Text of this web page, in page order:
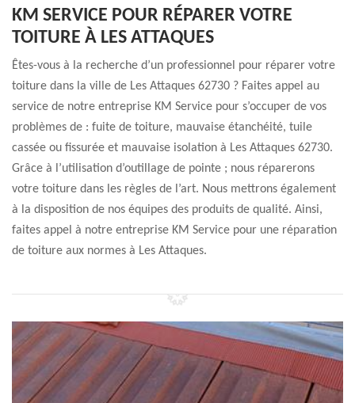
KM SERVICE POUR RÉPARER VOTRE
TOITURE À LES ATTAQUES
Êtes-vous à la recherche d’un professionnel pour réparer votre
toiture dans la ville de Les Attaques 62730 ? Faites appel au
service de notre entreprise KM Service pour s’occuper de vos
problèmes de : fuite de toiture, mauvaise étanchéité, tuile
cassée ou fissurée et mauvaise isolation à Les Attaques 62730.
Grâce à l’utilisation d’outillage de pointe ; nous réparerons
votre toiture dans les règles de l’art. Nous mettrons également
à la disposition de nos équipes des produits de qualité. Ainsi,
faites appel à notre entreprise KM Service pour une réparation
de toiture aux normes à Les Attaques.